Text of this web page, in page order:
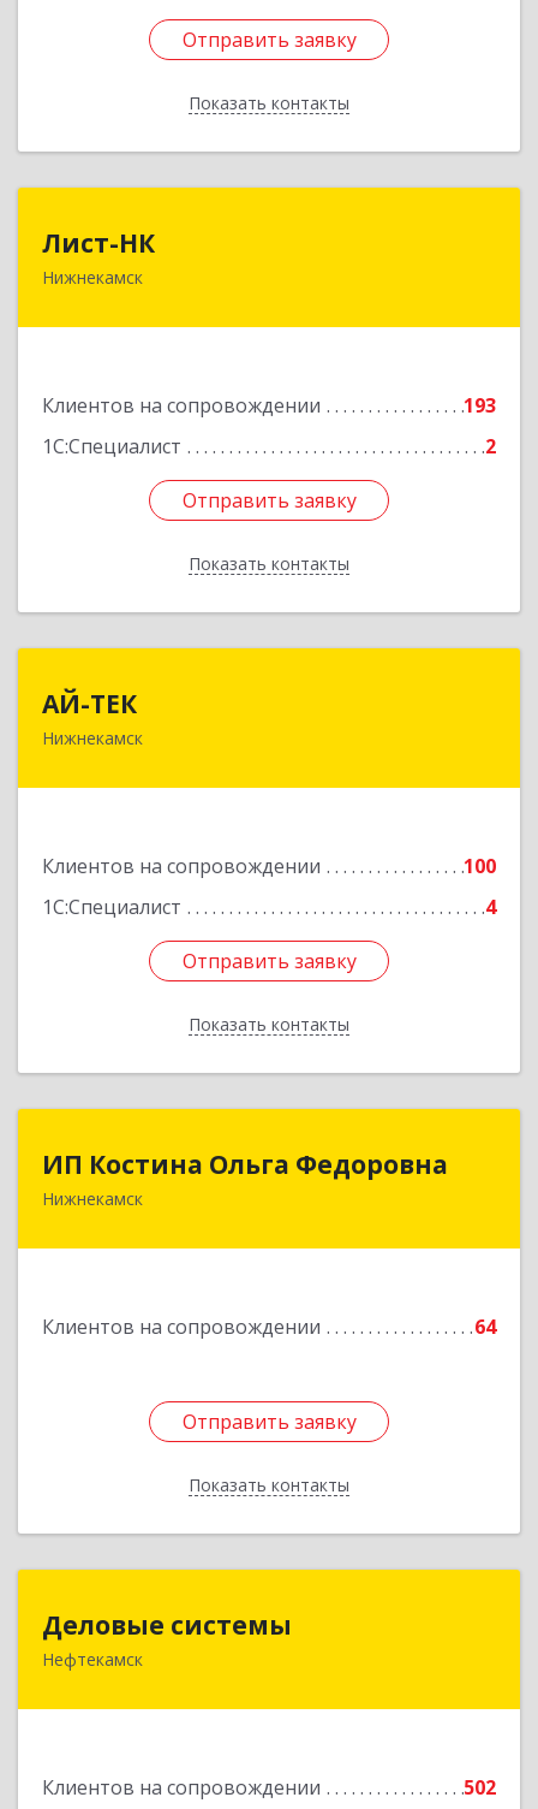
Отправить заявку
Показать контакты
Отправить заявку
Назад
Лист-НК
Нижнекамск
Клиентов на сопровождении
193
1С:Специалист
2
Отправить заявку
Показать контакты
423585, Татарстан Респ, Нижнекамский р-н,
Отправить заявку
Назад
АЙ-ТЕК
Нижнекамск
Клиентов на сопровождении
100
1С:Специалист
4
Отправить заявку
Показать контакты
423570, Татарстан Респ, Нижнекамский р-н,
Подробнее
Отправить заявку
Назад
ИП Костина Ольга Федоровна
Нижнекамск
Клиентов на сопровождении 64
Отправить заявку
Показать контакты
Отправить заявку
Назад
Деловые системы
Нефтекамск
Клиентов на сопровождении 502
452689, Башкортостан Респ, Нефтекамск г,